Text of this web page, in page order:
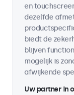
en
dezelfde
biedt de
blijven
mogelijk is
afwijkende
Uw partner in